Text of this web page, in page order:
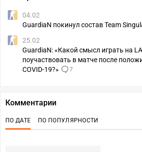
04.02
GuardiaN покинул состав Team
25.02
GuardiaN: «Какой смысл играть на
поучаствовать в матче после
COVID-19?»
7
Комментарии
ПО ДАТЕ ПО ПОПУЛЯРНОСТИ